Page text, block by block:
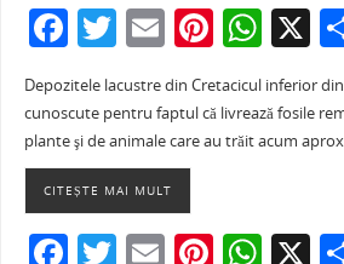
F
a
c
e
b
o
T
itt
er
E
m
ai
l
Pi
nt
er
e
W
h
at
s
p
X
Depozitele lacustre din Cretacicul inferior
cunoscute pentru faptul că livrează fosile
plante şi de animale care au trăit acum
CITEȘTE MAI MULT
F T E Pi W X